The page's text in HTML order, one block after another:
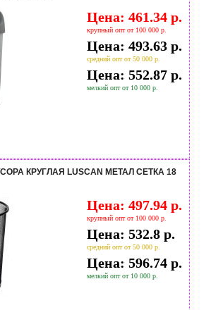
Цена: 461.34 р.
крупный опт от 100 000 р.
Цена: 493.63 р.
средний опт от 50 000 р.
Цена: 552.87 р.
мелкий опт от 10 000 р.
КРУГЛАЯ LUSCAN МЕТАЛ CЕТКА 18
Цена: 497.94 р.
крупный опт от 100 000 р.
Цена: 532.8 р.
средний опт от 50 000 р.
Цена: 596.74 р.
мелкий опт от 10 000 р.